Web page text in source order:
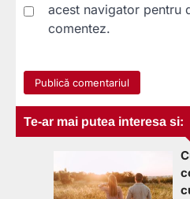
acest navigator pentru
comentez.
Te-ar mai putea interesa si: